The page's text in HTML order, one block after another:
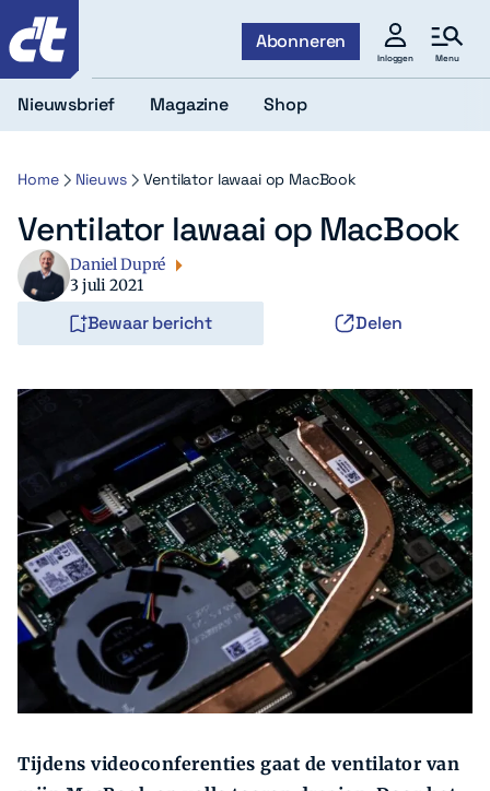
Abonneren
Inloggen Menu
Zoeken
Nieuwsbrief Magazine Shop
Home Nieuws Ventilator lawaai op MacBook
Ventilator lawaai op MacBook
Daniel Dupré
3 juli 2021
Bewaar bericht Delen
Tijdens videoconferenties gaat de ventilator van